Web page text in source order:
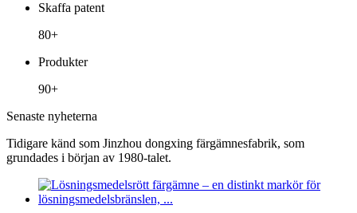
Skaffa patent
80+
Produkter
90+
Senaste nyheterna
Tidigare känd som Jinzhou dongxing färgämnesfabrik, som
grundades i början av 1980-talet.